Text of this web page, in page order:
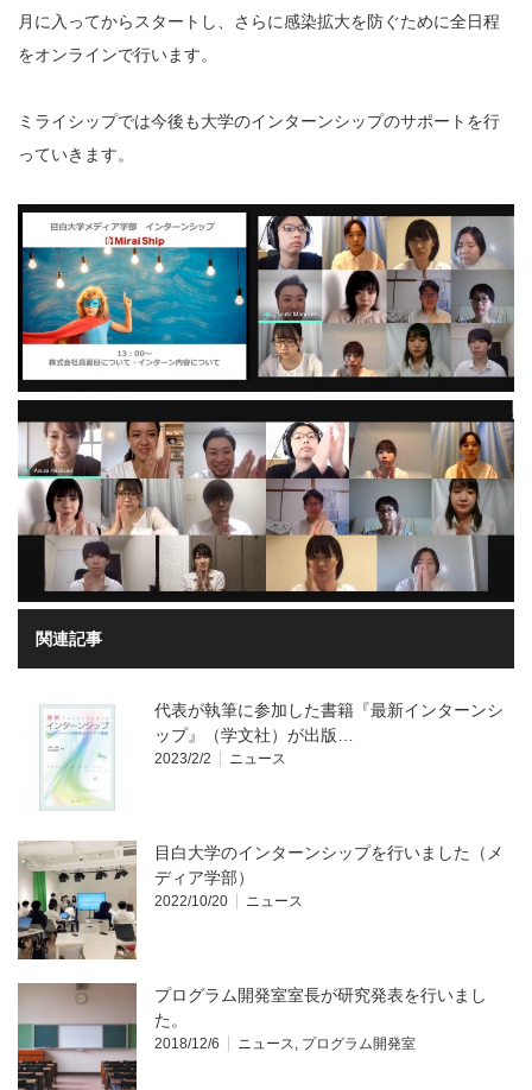
月に入ってからスタートし、さらに感染拡大を防ぐために全日程
をオンラインで行います。
ミライシップでは今後も大学のインターンシップのサポートを行
っていきます。
関連記事
代表が執筆に参加した書籍『最新インターンシ
ップ』（学文社）が出版…
2023/2/2 ニュース
目白大学のインターンシップを行いました（メ
ディア学部）
2022/10/20 ニュース
プログラム開発室室長が研究発表を行いまし
た。
2018/12/6 ニュース, プログラム開発室